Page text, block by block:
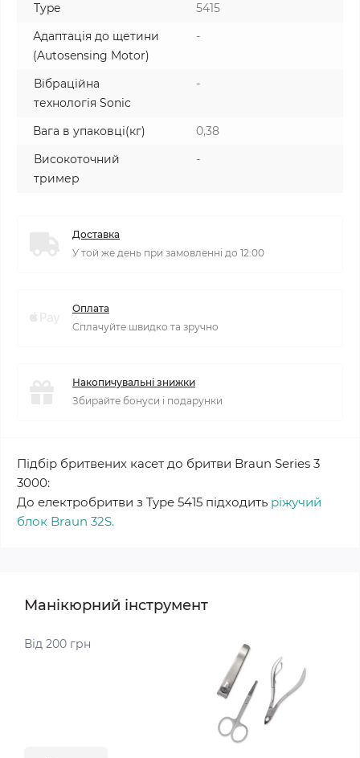
Type
5415
Адаптація до щетини
(Autosensing Motor)
-
Вібраційна
технологія Sonic
-
Вага в упаковці(кг)
0,38
Високоточний
тример
-
Доставка
У той же день при замовленні до 12:00
Оплата
Сплачуйте швидко та зручно
Накопичувальні знижки
Збирайте бонуси і подарунки
Підбір бритвених касет до бритви Braun Series 3
3000:
До електробритви з Type 5415 підходить ріжучий
блок Braun 32S.
Манікюрний інструмент
Від 200 грн